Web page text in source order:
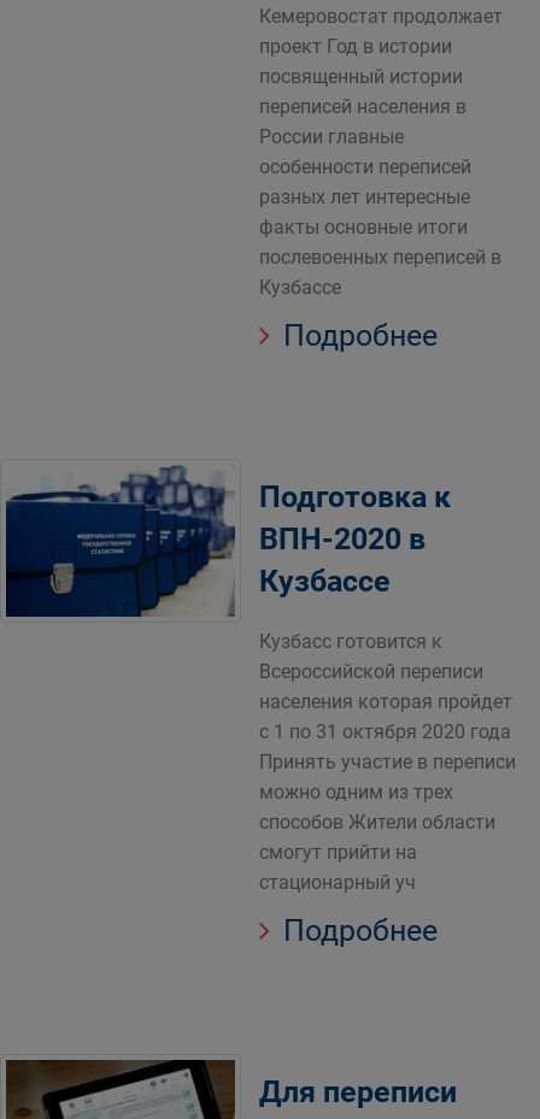
Кемеровостат продолжает
проект Год в истории
посвященный истории
переписей населения в
России главные
особенности переписей
разных лет интересные
факты основные итоги
послевоенных переписей в
Кузбассе
Подробнее
Подготовка к
ВПН-2020 в
Кузбассе
Кузбасс готовится к
Всероссийской переписи
населения которая пройдет
с 1 по 31 октября 2020 года
Принять участие в переписи
можно одним из трех
способов Жители области
смогут прийти на
стационарный уч
Подробнее
Для переписи